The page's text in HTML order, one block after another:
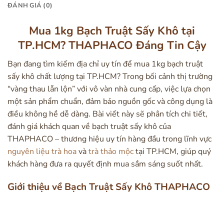
ĐÁNH GIÁ (0)
Mua 1kg Bạch Truật Sấy Khô tại
TP.HCM? THAPHACO Đáng Tin Cậy
Bạn đang tìm kiếm địa chỉ uy tín để mua 1kg bạch truật
sấy khô chất lượng tại TP.HCM? Trong bối cảnh thị trường
“vàng thau lẫn lộn” với vô vàn nhà cung cấp, việc lựa chọn
một sản phẩm chuẩn, đảm bảo nguồn gốc và công dụng là
điều không hề dễ dàng. Bài viết này sẽ phân tích chi tiết,
đánh giá khách quan về bạch truật sấy khô của
THAPHACO – thương hiệu uy tín hàng đầu trong lĩnh vực
nguyên liệu trà hoavàtrà thảo mộctại TP.HCM, giúp quý
khách hàng đưa ra quyết định mua sắm sáng suốt nhất.
Giới thiệu về Bạch Truật Sấy Khô THAPHACO